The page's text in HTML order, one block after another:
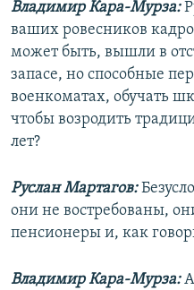
Владимир Кара-Мурза:
ваших ровесников
может быть, вышли в
запасе, но способные
военкоматах, обучать
чтобы возродить
лет?
Руслан Мартагов:
они не востребованы,
пенсионеры и, как
Владимир Кара-Мурза: